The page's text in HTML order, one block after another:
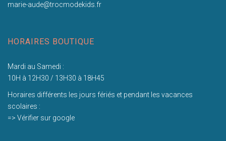
marie-aude@trocmodekids.fr
HORAIRES BOUTIQUE
Mardi au Samedi :
10H à 12H30 / 13H30 à 18H45
Horaires différents les jours fériés et pendant les vacances
scolaires :
=> Vérifier sur google